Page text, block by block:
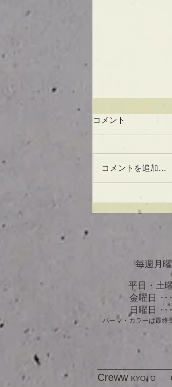
バスオイル★
コメント
コメントを追加…
毎週月
平日・土
金曜日
日曜日
パーマ・カラーは最終
Creww KYOTO